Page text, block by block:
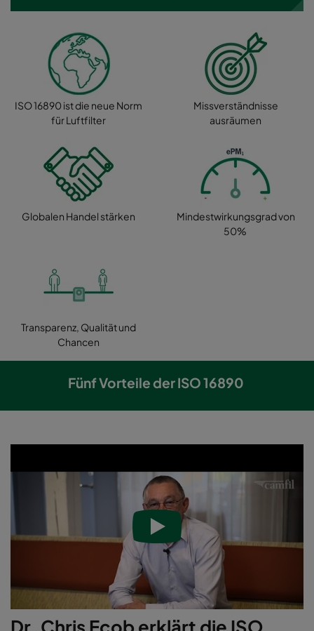
ISO 16890 ist die neue Norm
für Luftfilter
Missverständnisse
ausräumen
Globalen Handel stärken
Mindestwirkungsgrad von
50%
Transparenz, Qualität und
Chancen
Fünf Vorteile der ISO 16890
Dr. Chris Ecob erklärt die ISO